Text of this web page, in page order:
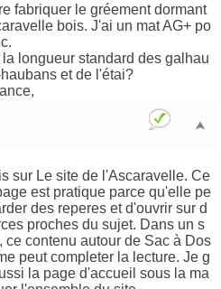
fabriquer le gréement dormant
bois. J'ai un mat AG+ po
longueur standard des galhau
et de l'étai?
sur Le site de l'Ascaravelle. Ce
est pratique parce qu'elle pe
des reperes et d'ouvrir sur d
proches du sujet. Dans un s
ce contenu autour de Sac à Dos
peut completer la lecture. Je g
la page d'accueil sous la ma